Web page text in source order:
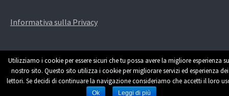
Informativa sulla Privacy
Powered byWordPress | Theme byThemehaus
Utilizziamo i cookie per essere sicuri che tu possa avere la migliore esperienza
nostro sito. Questo sito utilizza i cookie per migliorare servizi ed esperienza dei
lettori. Se decidi di continuare la navigazione consideriamo che accetti il loro
Ok Leggi di più